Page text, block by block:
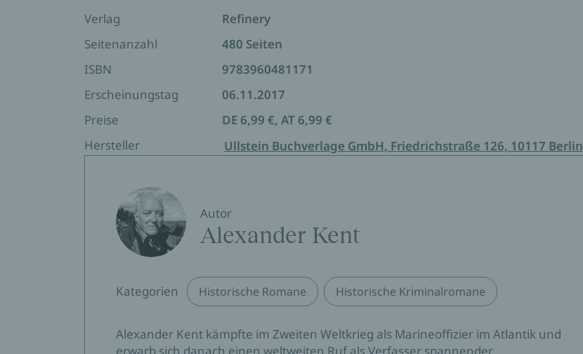
Verlag
Refinery
Seitenanzahl
480 Seiten
ISBN
9783960481171
Erscheinungstag
06.11.2017
Preise
DE 6,99 €, AT 6,99 €
Hersteller
Ullstein Buchverlage GmbH, Friedrichstraße 126, 10117 Berlin
Autor
Alexander Kent
Kategorien Historische Romane Historische Kriminalromane
Alexander Kent kämpfte im Zweiten Weltkrieg als Marineoffizier im Atlantik und